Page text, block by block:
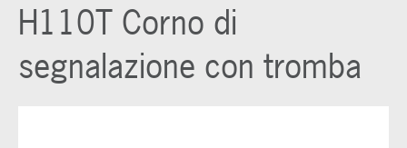
H110T Corno di
segnalazione con tromba